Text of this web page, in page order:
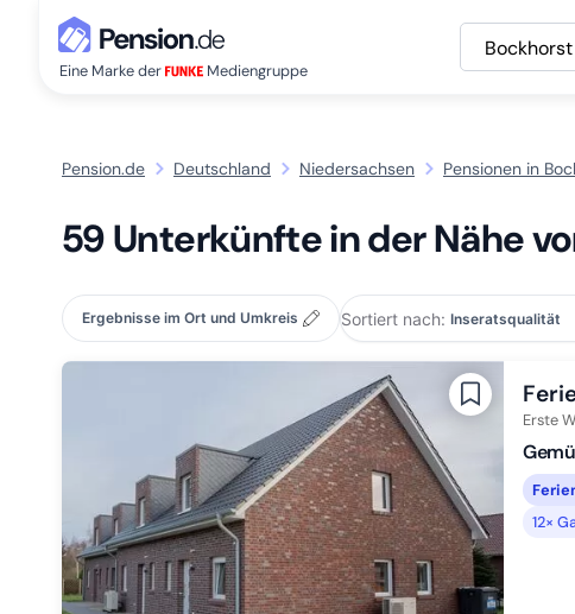
Eine Marke der Mediengruppe
Bockhorst
Pension.de Deutschland Niedersachsen Pensionen in
59 Unterkünfte in der Nähe
Ergebnisse im Ort und Umkreis Sortiert nach:
Erste
12×